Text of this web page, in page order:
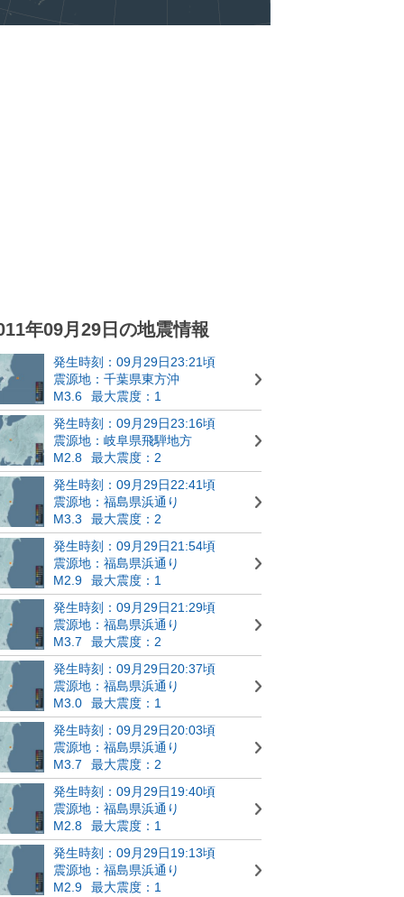
年09月29日の地震情報
発生時刻：09月29日23:21頃
震源地：千葉県東方沖
M3.6
最大震度：1
発生時刻：09月29日23:16頃
震源地：岐阜県飛騨地方
M2.8
最大震度：2
発生時刻：09月29日22:41頃
震源地：福島県浜通り
M3.3
最大震度：2
発生時刻：09月29日21:54頃
震源地：福島県浜通り
M2.9
最大震度：1
発生時刻：09月29日21:29頃
震源地：福島県浜通り
M3.7
最大震度：2
発生時刻：09月29日20:37頃
震源地：福島県浜通り
M3.0
最大震度：1
発生時刻：09月29日20:03頃
震源地：福島県浜通り
M3.7
最大震度：2
発生時刻：09月29日19:40頃
震源地：福島県浜通り
M2.8
最大震度：1
発生時刻：09月29日19:13頃
震源地：福島県浜通り
M2.9
最大震度：1